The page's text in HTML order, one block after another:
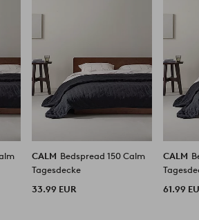
CALM Bedspread 150 Calm
Tagesdecke
33.99 EUR
CALM
61.99